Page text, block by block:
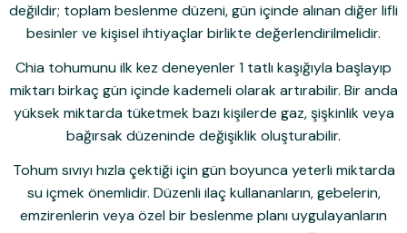
değildir; toplam beslenme düzeni, gün içinde alınan diğer lifli
besinler ve kişisel ihtiyaçlar birlikte değerlendirilmelidir.
Chia tohumunu ilk kez deneyenler 1 tatlı kaşığıyla başlayıp
miktarı birkaç gün içinde kademeli olarak artırabilir. Bir anda
yüksek miktarda tüketmek bazı kişilerde gaz, şişkinlik veya
bağırsak düzeninde değişiklik oluşturabilir.
Tohum sıvıyı hızla çektiği için gün boyunca yeterli miktarda
su içmek önemlidir. Düzenli ilaç kullananların, gebelerin,
emzirenlerin veya özel bir beslenme planı uygulayanların